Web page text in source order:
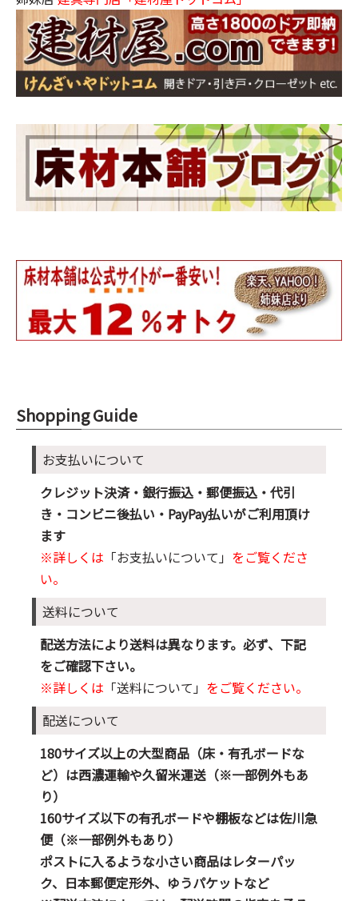
Shopping Guide
お支払いについて
クレジット決済・銀行振込・郵便振込・代引
き・コンビニ後払い・PayPay払いがご利用頂け
ます
※詳しくは 「お支払いについて」 をご覧くださ
い。
送料について
配送方法により送料は異なります。必ず、下記
をご確認下さい。
※詳しくは 「送料について」 をご覧ください。
配送について
180サイズ以上の大型商品（床・有孔ボードな
ど）は西濃運輸や久留米運送（※一部例外もあ
り）
160サイズ以下の有孔ボードや棚板などは佐川急
便（※一部例外もあり）
ポストに入るような小さい商品はレターパッ
ク、日本郵便定形外、ゆうパケットなど